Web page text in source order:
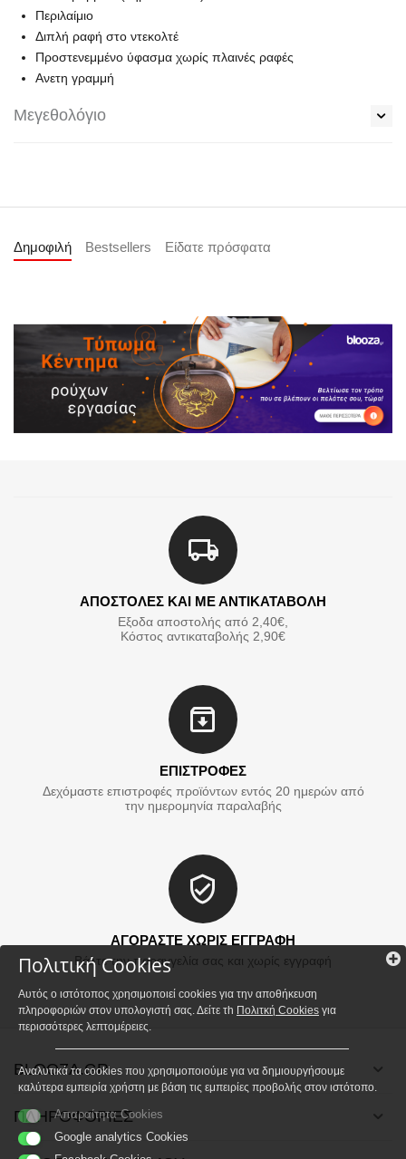
Περιλαίμιο
Διπλή ραφή στο ντεκολτέ
Προστενεμμένο ύφασμα χωρίς πλαινές ραφές
Ανετη γραμμή
Μεγεθολόγιο
Δημοφιλή Bestsellers Είδατε πρόσφατα
ΑΠΟΣΤΟΛΕΣ ΚΑΙ ΜΕ ΑΝΤΙΚΑΤΑΒΟΛΗ
Εξοδα αποστολής από 2,40€,
Κόστος αντικαταβολής 2,90€
ΕΠΙΣΤΡΟΦΕΣ
Δεχόμαστε επιστροφές προϊόντων εντός 20 ημερών από
την ημερομηνία παραλαβής
ΑΓΟΡΑΣΤΕ ΧΩΡΙΣ ΕΓΓΡΑΦΗ
Βάλτε την παραγγελία σας και χωρίς εγγραφή
BLOOZA.GR
ΠΛΗΡΟΦΟΡΙΕΣ
Πολιτική Cookies
Αυτός ο ιστότοπος χρησιμοποιεί cookies για την αποθήκευση
πληροφοριών στον υπολογιστή σας. Δείτε τh Πολιτκή Cookies για
περισσότερες λεπτομέρειες.
Αναλυτικά τα cookies που χρησιμοποιούμε για να δημιουργήσουμε
καλύτερα εμπειρία χρήστη με βάση τις εμπειρίες προβολής στον ιστότοπο.
Απαραίτητα Cookies
Google analytics Cookies